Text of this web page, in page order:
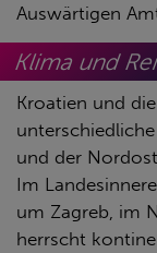
Auswärtigen
Klima und
Kroatien und
und der
Im
um Zagreb, im
herrscht